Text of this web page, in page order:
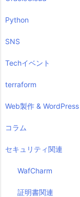
Python
SNS
Techイベント
terraform
Web製作 & WordPress
コラム
セキュリティ関連
WafCharm
証明書関連